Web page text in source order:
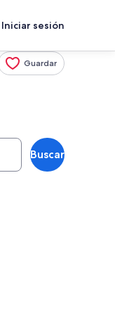
Iniciar sesión
Guardar
Buscar